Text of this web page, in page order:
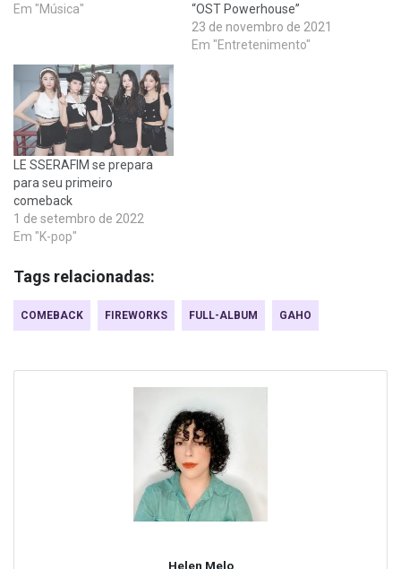
Em "Música"
“OST Powerhouse”
23 de novembro de 2021
Em "Entretenimento"
LE SSERAFIM se prepara
para seu primeiro
comeback
1 de setembro de 2022
Em "K-pop"
Tags relacionadas:
COMEBACK FIREWORKS FULL-ALBUM GAHO
Helen Melo